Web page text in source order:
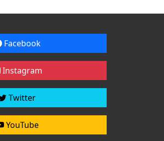
Facebook
Instagram
Twitter
YouTube